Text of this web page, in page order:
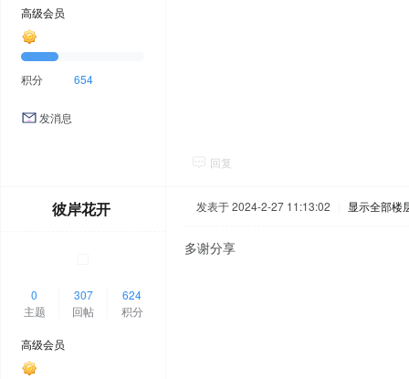
高级会员
积分 654
发消息
回复
彼岸花开
0
主题
307
回帖
624
积分
高级会员
发表于 2024-2-27 11:13:02 显示全部楼
多谢分享